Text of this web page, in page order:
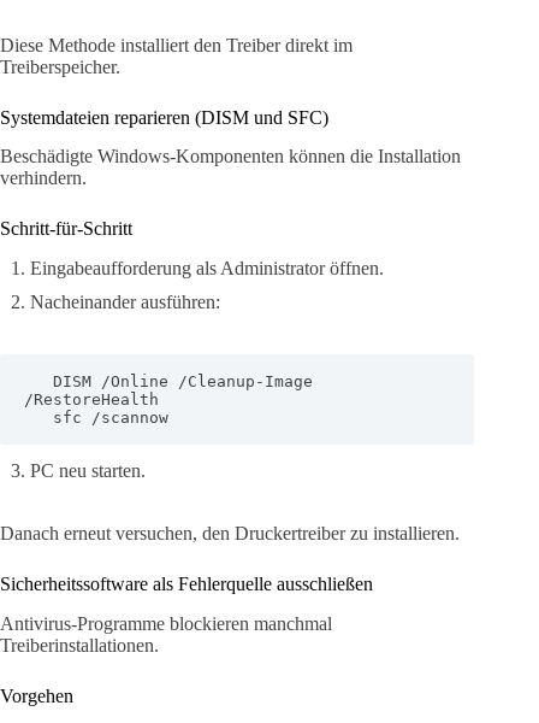
Diese Methode installiert den Treiber direkt im
Treiberspeicher.
Systemdateien reparieren (DISM und SFC)
Beschädigte Windows-Komponenten können die Installation
verhindern.
Schritt-für-Schritt
Eingabeaufforderung als Administrator öffnen.
Nacheinander ausführen:
/RestoreHealth
   sfc /scannow
PC neu starten.
Danach erneut versuchen, den Druckertreiber zu installieren.
Sicherheitssoftware als Fehlerquelle ausschließen
Antivirus-Programme blockieren manchmal
Treiberinstallationen.
Vorgehen